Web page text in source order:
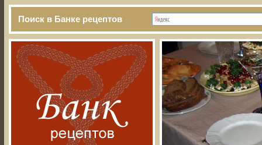
Поиск в Банке рецептов